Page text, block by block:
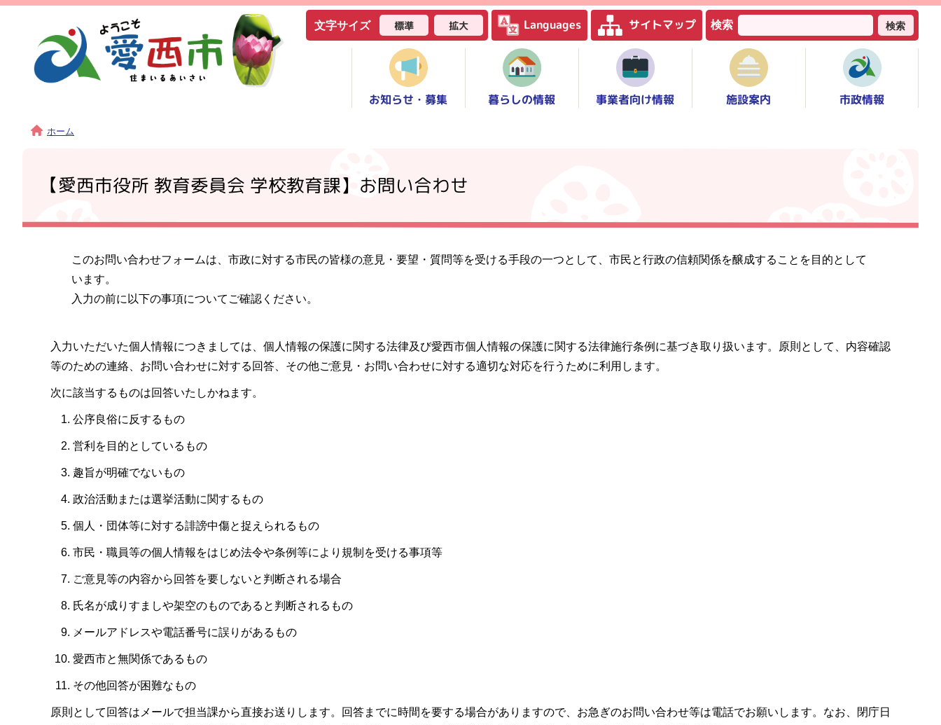
文字サイズ 標準 拡大 Languages サイトマップ 検索 検索
お知らせ・募集 暮らしの情報 事業者向け情報 施設案内 市政情報
ホーム
【愛西市役所 教育委員会 学校教育課】お問い合わせ
このお問い合わせフォームは、市政に対する市民の皆様の意見・要望・質問等を受ける手段の一つとして、市民と行政の信頼関係を醸成することを目的として
います。
入力の前に以下の事項についてご確認ください。
入力いただいた個人情報につきましては、個人情報の保護に関する法律及び愛西市個人情報の保護に関する法律施行条例に基づき取り扱います。原則として、内容確認
等のための連絡、お問い合わせに対する回答、その他ご意見・お問い合わせに対する適切な対応を行うために利用します。
次に該当するものは回答いたしかねます。
公序良俗に反するもの
営利を目的としているもの
趣旨が明確でないもの
政治活動または選挙活動に関するもの
個人・団体等に対する誹謗中傷と捉えられるもの
市民・職員等の個人情報をはじめ法令や条例等により規制を受ける事項等
ご意見等の内容から回答を要しないと判断される場合
氏名が成りすましや架空のものであると判断されるもの
メールアドレスや電話番号に誤りがあるもの
愛西市と無関係であるもの
その他回答が困難なもの
原則として回答はメールで担当課から直接お送りします。回答までに時間を要する場合がありますので、お急ぎのお問い合わせ等は電話でお願いします。なお、閉庁日